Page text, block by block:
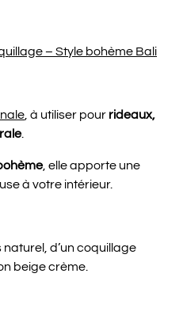
– Style bohème Bali
, à utiliser pour rideaux,
.
, elle apporte une
à votre intérieur.
d’un coquillage
beige crème.